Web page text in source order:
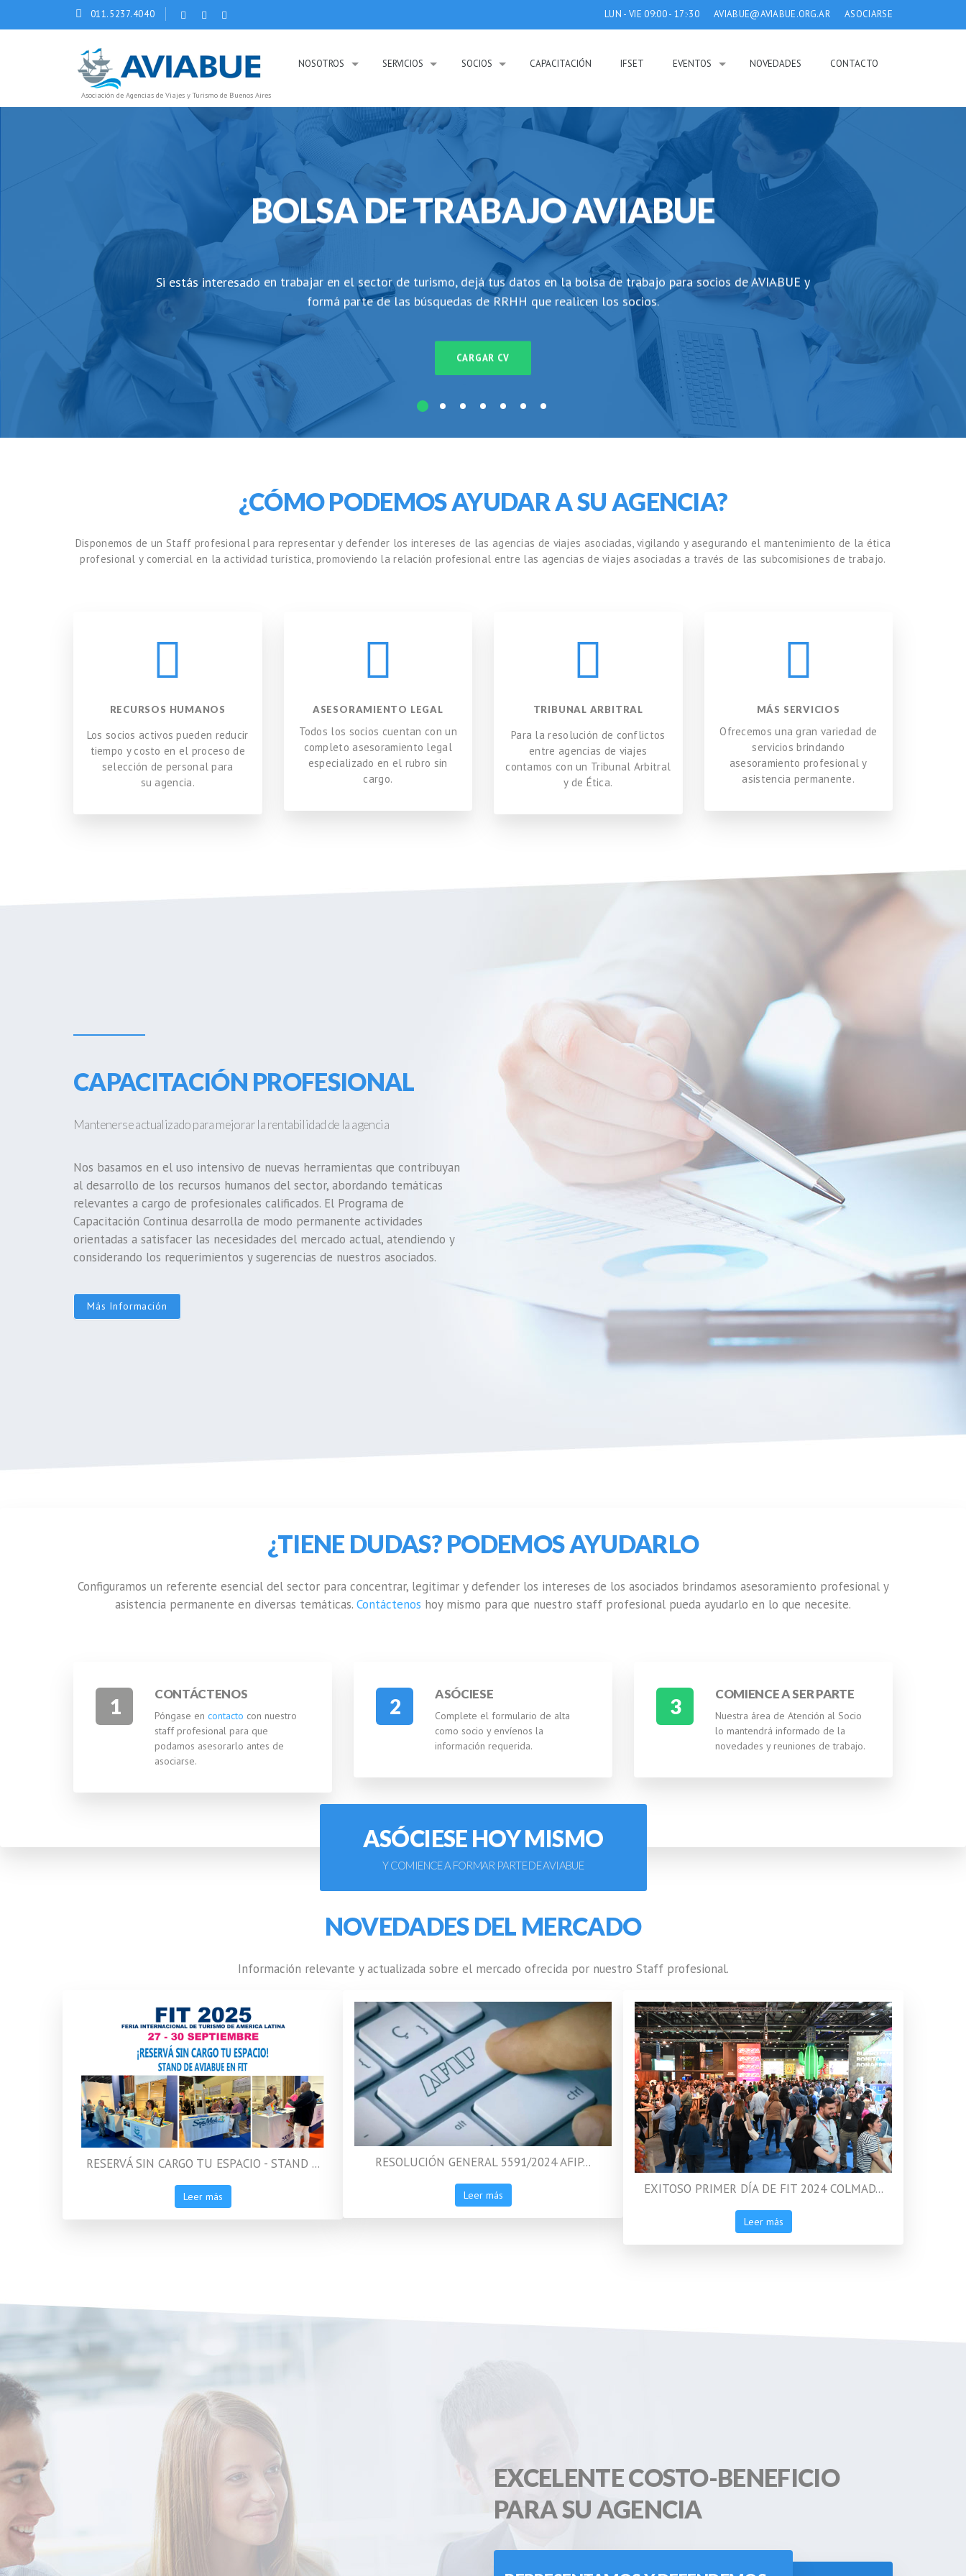
011.5237.4040 LUN - VIE 09:00 - 17:·30 AVIABUE@AVIABUE.ORG.AR ASOCIARSE
Asociación de Agencias de Viajes y Turismo de Buenos Aires
NOSOTROS SERVICIOS SOCIOS CAPACITACIÓN IFSET EVENTOS NOVEDADES CONTACTO
BOLSA DE TRABAJO AVIABUE
Si estás interesado en trabajar en el sector de turismo, dejá tus datos en la bolsa de trabajo para socios de AVIABUE y
formá parte de las búsquedas de RRHH que realicen los socios.
CARGAR CV
¿CÓMO PODEMOS AYUDAR A SU AGENCIA?
Disponemos de un Staff profesional para representar y defender los intereses de las agencias de viajes asociadas, vigilando y asegurando el mantenimiento de la ética
profesional y comercial en la actividad turística, promoviendo la relación profesional entre las agencias de viajes asociadas a través de las subcomisiones de trabajo.
RECURSOS HUMANOS
Los socios activos pueden reducir
tiempo y costo en el proceso de
selección de personal para
su agencia.
ASESORAMIENTO LEGAL
Todos los socios cuentan con un
completo asesoramiento legal
especializado en el rubro sin
cargo.
TRIBUNAL ARBITRAL
Para la resolución de conflictos
entre agencias de viajes
contamos con un Tribunal Arbitral
y de Ética.
MÁS SERVICIOS
Ofrecemos una gran variedad de
servicios brindando
asesoramiento profesional y
asistencia permanente.
CAPACITACIÓN PROFESIONAL
Mantenerse actualizado para mejorar la rentabilidad de la agencia
Nos basamos en el uso intensivo de nuevas herramientas que contribuyan
al desarrollo de los recursos humanos del sector, abordando temáticas
relevantes a cargo de profesionales calificados. El Programa de
Capacitación Continua desarrolla de modo permanente actividades
orientadas a satisfacer las necesidades del mercado actual, atendiendo y
considerando los requerimientos y sugerencias de nuestros asociados.
Más Información
¿TIENE DUDAS? PODEMOS AYUDARLO
Configuramos un referente esencial del sector para concentrar, legitimar y defender los intereses de los asociados brindamos asesoramiento profesional y
asistencia permanente en diversas temáticas. Contáctenos hoy mismo para que nuestro staff profesional pueda ayudarlo en lo que necesite.
1
CONTÁCTENOS
Póngase en contacto con nuestro
staff profesional para que
podamos asesorarlo antes de
asociarse.
2
ASÓCIESE
Complete el formulario de alta
como socio y envíenos la
información requerida.
3
COMIENCE A SER PARTE
Nuestra área de Atención al Socio
lo mantendrá informado de la
novedades y reuniones de trabajo.
ASÓCIESE HOY MISMO
Y COMIENCE A FORMAR PARTE DE AVIABUE
NOVEDADES DEL MERCADO
Información relevante y actualizada sobre el mercado ofrecida por nuestro Staff profesional.
RESERVÁ SIN CARGO TU ESPACIO - STAND ...
Leer más
RESOLUCIÓN GENERAL 5591/2024 AFIP...
Leer más EXITOSO PRIMER DÍA DE FIT 2024 COLMAD...
Leer más
EXCELENTE COSTO-BENEFICIO
PARA SU AGENCIA